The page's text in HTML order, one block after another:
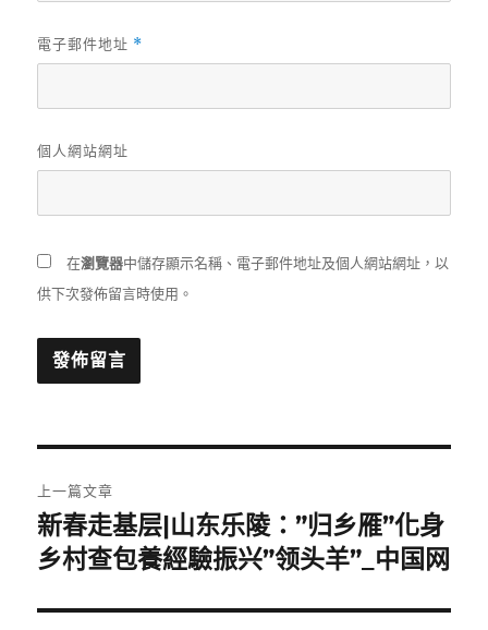
電子郵件地址 *
個人網站網址
在瀏覽器中儲存顯示名稱、電子郵件地址及個人網站網址，以
供下次發佈留言時使用。
章
導
覽
上一篇文章
上
一
文
新春走基层|山东乐陵：”归乡雁”化身
乡村查包養經驗振兴”领头羊”_中国网